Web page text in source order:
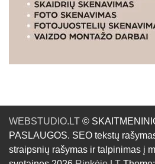
WEBSTUDIO.LT ©
PASLAUGOS. SEO tekstų
straipsnių rašymas ir talpinimas į